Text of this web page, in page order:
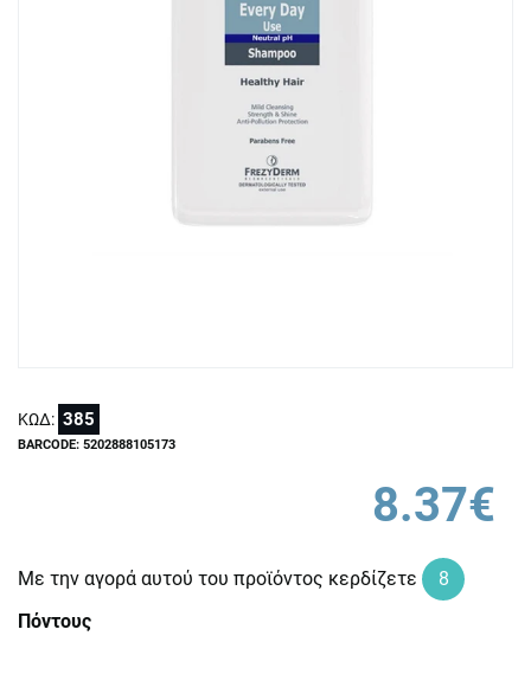
ΚΩΔ: 385
BARCODE: 5202888105173
8.37€
Με την αγορά αυτού του προϊόντος κερδίζετε
8
Πόντους